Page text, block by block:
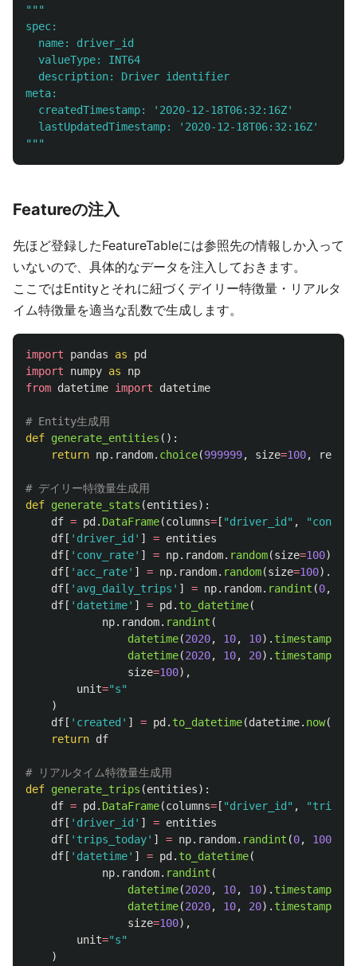
"""
spec:
  name: driver_id
  valueType: INT64
  description: Driver identifier
meta:
  createdTimestamp:
' 2020-12-18T06:32:16Z'
  lastUpdatedTimestamp:
' 2020-12-18T06:32:16Z'
"""
Featureの注入
先ほど登録したFeatureTableには参照先の情報しか入って
いないので、具体的なデータを注入しておきます。
ここではEntityとそれに紐づくデイリー特徴量・リアルタ
イム特徴量を適当な乱数で生成します。
import pandas as
pd
import
numpy as
np
from datetime import datetime
def generate_entities ():
return np. random. choice(999999, size=100,
def generate_stats (entities):
df = pd . DataFrame(columns= [ "driver_id " , "
df [ ' driver_id ' ] = entities
df [ ' conv_rate' ] = np. random. random(size=100).
df [ ' acc_rate' ] = np. random. random(size=100).
df [ ' avg_daily_trips ' ] = np. random. randint (0,
df [ ' datetime' ] = pd . to_datetime(
np. random. randint (
datetime(2020, 10, 10). timestamp
datetime(2020, 10, 20). timestamp
size=100),
unit="s"
)
df [ ' created ' ] = pd . to_datetime(datetime. now())
return df
def generate_trips (entities):
df = pd . DataFrame(columns= [ "driver_id " , "
df [ ' driver_id ' ] = entities
df [ ' trips_today' ] = np. random. randint (0, 1000
df [ ' datetime' ] = pd . to_datetime(
np. random. randint (
datetime(2020, 10, 10). timestamp
datetime(2020, 10, 20). timestamp
size=100),
unit="s"
)